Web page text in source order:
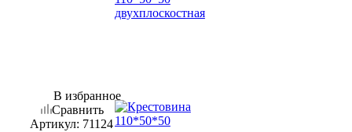
В избранное
Сравнить
Артикул: 71124